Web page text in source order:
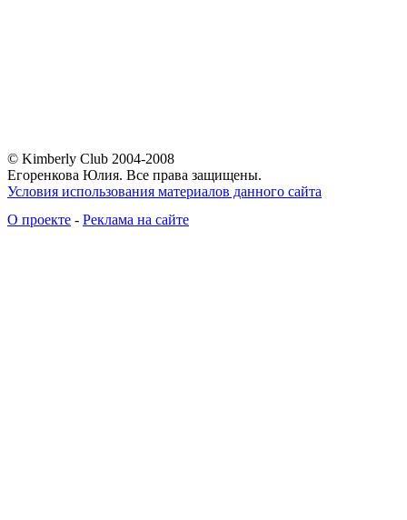
© Kimberly Club 2004-2008
Егоренкова Юлия. Все права защищены.
Условия использования материалов данного сайта
О проекте - Реклама на сайте